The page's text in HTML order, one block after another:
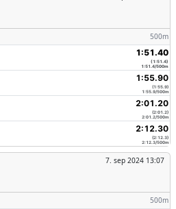
500m
1:51.40
(1:51.4)
1:51.4/500m
1:55.90
(1:55.9)
1:55.9/500m
2:01.20
(2:01.2)
2:01.2/500m
2:12.30
(2:12.3)
2:12.3/500m
7. sep 2024 13:07
500m